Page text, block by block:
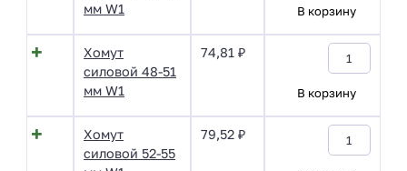
мм W1
В корзину
Хомут
силовой 48-51
мм W1
74,81 ₽
В корзину
Хомут
силовой 52-55
79,52 ₽